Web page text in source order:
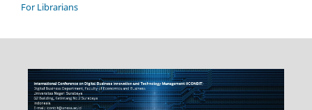
For Librarians